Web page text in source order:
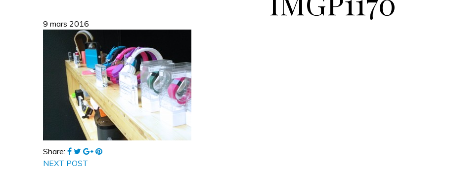
9 mars 2016
Share:
NEXT POST